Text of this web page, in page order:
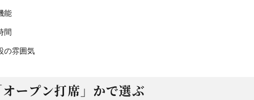
能
間
の雰囲気
オープン打席」かで選ぶ